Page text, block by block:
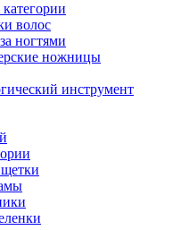
волос
ногтями
ножницы
инструмент